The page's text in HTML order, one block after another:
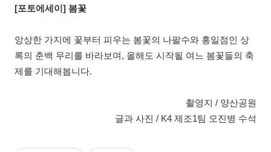
[포토에세이] 봄꽃
앙상한 가지에 꽃부터 피우는 봄꽃의 나팔수와 홍일점인 상
록의 춘백 무리를 바라보며, 올해도 시작될 여느 봄꽃들의 축
제를 기대해봅니다.
촬영지 / 양산공원
글과 사진 / K4 제조1팀 오진병 수석